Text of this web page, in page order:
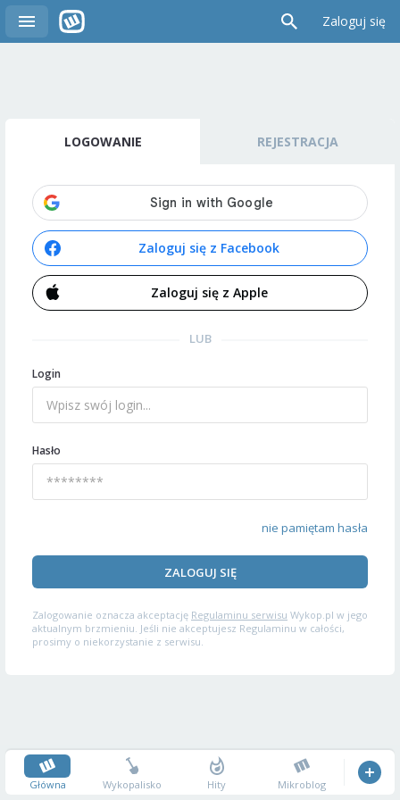
Zaloguj się
LOGOWANIE REJESTRACJA
Zaloguj się z Facebook
Zaloguj się z Apple
LUB
Login
Hasło
nie pamiętam hasła
ZALOGUJ SIĘ
Zalogowanie oznacza akceptację Regulaminu serwisu Wykop.pl w jego
aktualnym brzmieniu. Jeśli nie akceptujesz Regulaminu w całości,
prosimy o niekorzystanie z serwisu.
Główna Wykopalisko Hity Mikroblog